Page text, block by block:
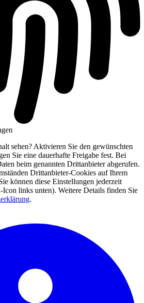
sehen? Aktivieren Sie den gewünschten
Sie eine dauerhafte Freigabe fest. Bei
beim genannten Drittanbieter abgerufen.
Drittanbieter-Cookies auf Ihrem
können diese Einstellungen jederzeit
Icon links unten). Weitere Details finden Sie
.